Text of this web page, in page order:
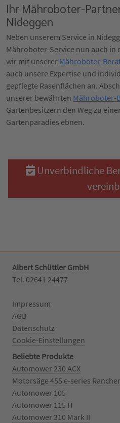
Ihr Mähroboter-
Nideggen
Neben unserem Service in
Mähroboter-Service nun auch in
wir mit unserer Mähroboter-
auch unsere Expertise und
gepflegte Rasenflächen an.
unserer bewährten Mähroboter-
Gartenbesitzern den Weg zu
Gartenparadies ebnen.
Unverbindliche
Albert Schüttler GmbH
Tel. 02641 24477‬
Impressum
AGB
Datenschutz
Cookie-Einstellungen
Beliebte Produkte
Automower 230 ACX
Motorsäge 455 e-series
Automower 105
Automower 115 H
Automower 310 Mark II